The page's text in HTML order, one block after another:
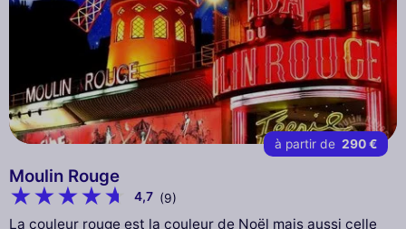
à partir de 290 €
Moulin Rouge
4,7 (9)
La couleur rouge est la couleur de Noël mais aussi celle